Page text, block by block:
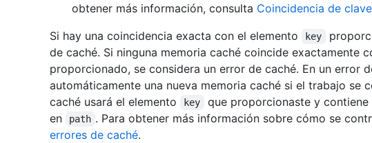
obtener más información, consulta Coincidencia de
Si hay una coincidencia exacta con el elemento
key
de caché. Si ninguna memoria caché coincide exactamente
proporcionado, se considera un error de caché. En un error
automáticamente una nueva memoria caché si el trabajo se
caché usará el elemento
key
que proporcionaste y
en
path . Para obtener más información sobre cómo se
errores de caché.